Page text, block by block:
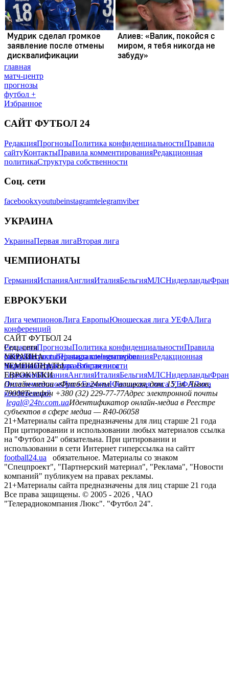
главная
матч-центр
прогнозы
футбол +
Избранное
САЙТ ФУТБОЛ 24
РедакцияПрогнозыПолитика конфиденциальностиПравила
сайтуКонтактыПравила комментированияРедакционная
политикаСтруктура собственности
Соц. сети
facebookxyoutubeinstagramtelegramviber
УКРАИНА
УкраинаПервая лигаВторая лига
ЧЕМПИОНАТЫ
ГерманияИспанияАнглияИталияБельгияМЛСНидерланды
ЕВРОКУБКИ
Лига чемпионовЛига ЕвропыЮношеская лига УЕФАЛига
конференций
САЙТ ФУТБОЛ 24
РедакцияПрогнозыПолитика конфиденциальностиПравила
сайтуКонтактыПравила комментированияРедакционная
политикаСтруктура собственности
Соц. сети
facebookxyoutubeinstagramtelegramviber
УКРАИНА
УкраинаПервая лигаВторая лига
ЧЕМПИОНАТЫ
ГерманияИспанияАнглияИталияБельгияМЛСНидерланды
ЕВРОКУБКИ
Лига чемпионовЛига ЕвропыЮношеская лига УЕФАЛига
конференций
Онлайн-медиа «Футбол 24»пл. Галицкая, дом. 15, м. Львов,
79008Телефон +380 (32) 229-77-77Адрес электронной почты
legal@24tv.com.uaИдентификатор онлайн-медиа в Реестре
субъектов в сфере медиа — R40-06058
21+Материалы сайта предназначены для лиц старше 21 года
При цитировании и использовании любых материалов ссылка
на "Футбол 24" обязательна. При цитировании и
использовании в сети Интернет гиперссылка на сайтт
football24.ua
обязательное. Материалы со знаком
"Спецпроект", "Партнерский материал", "Реклама", "Новости
компаний" публикуем на правах рекламы.
21+Материалы сайта предназначены для лиц старше 21 года
Все права защищены. © 2005 - 2026 , ЧАО
"Телерадиокомпания Люкс". "Футбол 24".